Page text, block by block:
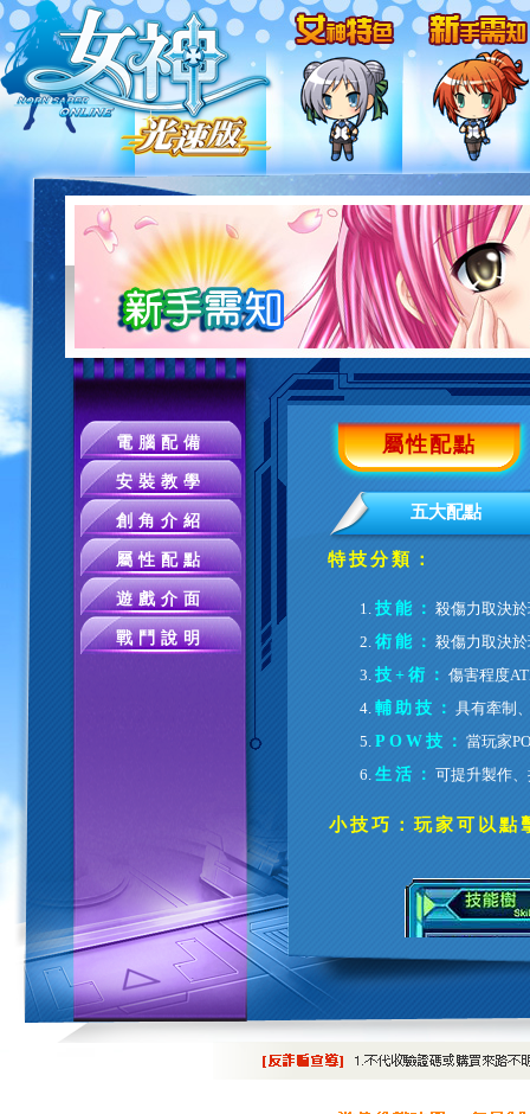
電腦配備
安裝教學
創角介紹
屬性配點
遊戲介面
戰鬥說明
屬性配點
五大配點
特技分類：
技能： 殺傷力取決
術能： 殺傷力取決
技+術： 傷害程度
輔助技： 具有牽制
POW技： 當玩家
生活： 可提升製作
小技巧：玩家可以點